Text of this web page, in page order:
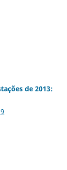
de 2013: